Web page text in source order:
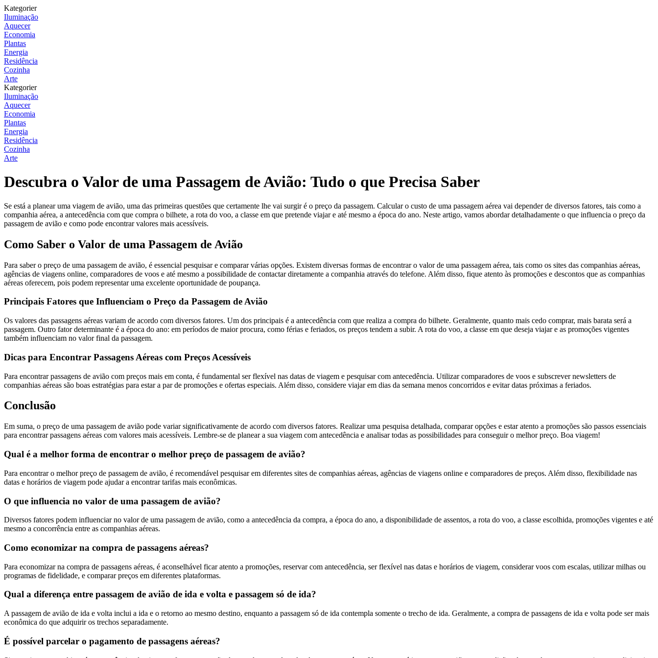
Kategorier
Iluminação
Aquecer
Economia
Plantas
Energia
Residência
Cozinha
Arte
Kategorier
Iluminação
Aquecer
Economia
Plantas
Energia
Residência
Cozinha
Arte
Descubra o Valor de uma Passagem de Avião: Tudo o que Precisa Saber
Se está a planear uma viagem de avião, uma das primeiras questões que certamente lhe vai surgir é o preço da passagem. Calcular o custo de uma passagem aérea vai depender de diversos fatores, tais como a
companhia aérea, a antecedência com que compra o bilhete, a rota do voo, a classe em que pretende viajar e até mesmo a época do ano. Neste artigo, vamos abordar detalhadamente o que influencia o preço da
passagem de avião e como pode encontrar valores mais acessíveis.
Como Saber o Valor de uma Passagem de Avião
Para saber o preço de uma passagem de avião, é essencial pesquisar e comparar várias opções. Existem diversas formas de encontrar o valor de uma passagem aérea, tais como os sites das companhias aéreas,
agências de viagens online, comparadores de voos e até mesmo a possibilidade de contactar diretamente a companhia através do telefone. Além disso, fique atento às promoções e descontos que as companhias
aéreas oferecem, pois podem representar uma excelente oportunidade de poupança.
Principais Fatores que Influenciam o Preço da Passagem de Avião
Os valores das passagens aéreas variam de acordo com diversos fatores. Um dos principais é a antecedência com que realiza a compra do bilhete. Geralmente, quanto mais cedo comprar, mais barata será a
passagem. Outro fator determinante é a época do ano: em períodos de maior procura, como férias e feriados, os preços tendem a subir. A rota do voo, a classe em que deseja viajar e as promoções vigentes
também influenciam no valor final da passagem.
Dicas para Encontrar Passagens Aéreas com Preços Acessíveis
Para encontrar passagens de avião com preços mais em conta, é fundamental ser flexível nas datas de viagem e pesquisar com antecedência. Utilizar comparadores de voos e subscrever newsletters de
companhias aéreas são boas estratégias para estar a par de promoções e ofertas especiais. Além disso, considere viajar em dias da semana menos concorridos e evitar datas próximas a feriados.
Conclusão
Em suma, o preço de uma passagem de avião pode variar significativamente de acordo com diversos fatores. Realizar uma pesquisa detalhada, comparar opções e estar atento a promoções são passos essenciais
para encontrar passagens aéreas com valores mais acessíveis. Lembre-se de planear a sua viagem com antecedência e analisar todas as possibilidades para conseguir o melhor preço. Boa viagem!
Qual é a melhor forma de encontrar o melhor preço de passagem de avião?
Para encontrar o melhor preço de passagem de avião, é recomendável pesquisar em diferentes sites de companhias aéreas, agências de viagens online e comparadores de preços. Além disso, flexibilidade nas
datas e horários de viagem pode ajudar a encontrar tarifas mais econômicas.
O que influencia no valor de uma passagem de avião?
Diversos fatores podem influenciar no valor de uma passagem de avião, como a antecedência da compra, a época do ano, a disponibilidade de assentos, a rota do voo, a classe escolhida, promoções vigentes e até
mesmo a concorrência entre as companhias aéreas.
Como economizar na compra de passagens aéreas?
Para economizar na compra de passagens aéreas, é aconselhável ficar atento a promoções, reservar com antecedência, ser flexível nas datas e horários de viagem, considerar voos com escalas, utilizar milhas ou
programas de fidelidade, e comparar preços em diferentes plataformas.
Qual a diferença entre passagem de avião de ida e volta e passagem só de ida?
A passagem de avião de ida e volta inclui a ida e o retorno ao mesmo destino, enquanto a passagem só de ida contempla somente o trecho de ida. Geralmente, a compra de passagens de ida e volta pode ser mais
econômica do que adquirir os trechos separadamente.
É possível parcelar o pagamento de passagens aéreas?